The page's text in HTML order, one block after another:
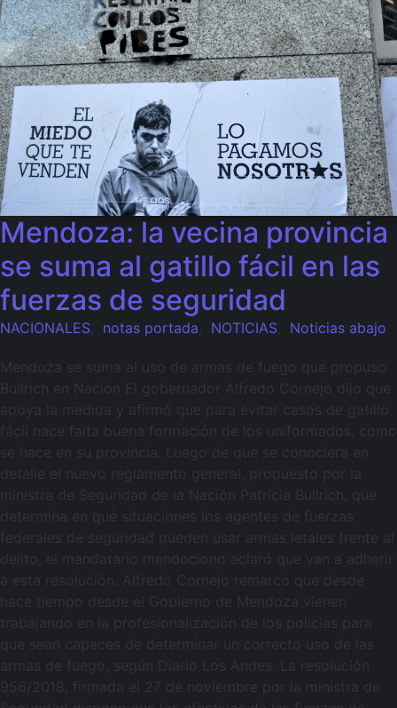
Mendoza: la vecina provincia
se suma al gatillo fácil en las
fuerzas de seguridad
NACIONALES notas portada NOTICIAS Noticias abajo
Mendoza se suma al uso de armas de fuego que propuso
Bullrich en Nación El gobernador Alfredo Cornejo dijo que
apoya la medida y afirmó que para evitar casos de gatillo
fácil hace falta buena formación de los uniformados, como
se hace en su provincia. Luego de que se conociera en
detalle el nuevo reglamento general, propuesto por la
ministra de Seguridad de la Nación Patricia Bullrich, que
determina en qué situaciones los agentes de fuerzas
federales de seguridad pueden usar armas letales frente al
delito, el mandatario mendociono aclaró que van a adherir
a esta resolución. Alfredo Cornejo remarcó que desde
hace tiempo desde el Gobierno de Mendoza vienen
trabajando en la profesionalización de los policías para
que sean capaces de determinar un correcto uso de las
armas de fuego, según Diario Los Andes. La resolución
956/2018, firmada el 27 de noviembre por la ministra de